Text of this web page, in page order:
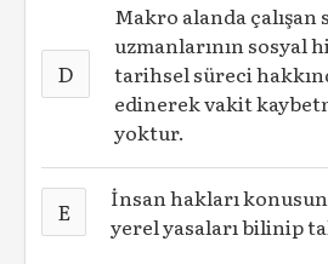
D
Makro alanda çalışan
uzmanlarının sosyal
tarihsel süreci
edinerek vakit
yoktur.
E
İnsan hakları
yerel yasaları bilinip